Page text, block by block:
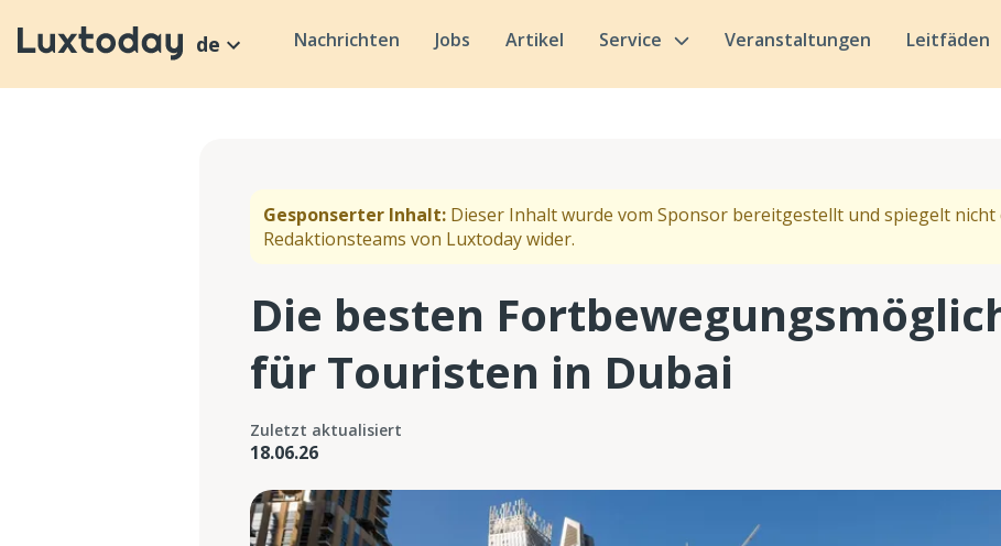
de Nachrichten Jobs Artikel Service Veranstaltungen Leitfäden
Gesponserter Inhalt: Dieser Inhalt wurde vom Sponsor bereitgestellt und spiegelt nicht
Redaktionsteams von Luxtoday wider.
Die besten
für Touristen in Dubai
Zuletzt aktualisiert
18.06.26